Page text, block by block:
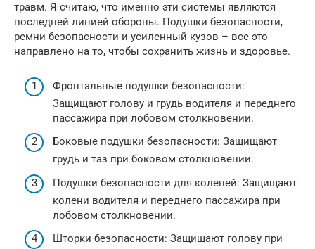
травм. Я считаю, что именно эти системы являются
последней линией обороны. Подушки безопасности,
ремни безопасности и усиленный кузов – все это
направлено на то, чтобы сохранить жизнь и здоровье.
Фронтальные подушки безопасности:
Защищают голову и грудь водителя и переднего
пассажира при лобовом столкновении.
Боковые подушки безопасности: Защищают
грудь и таз при боковом столкновении.
Подушки безопасности для коленей: Защищают
колени водителя и переднего пассажира при
лобовом столкновении.
Шторки безопасности: Защищают голову при